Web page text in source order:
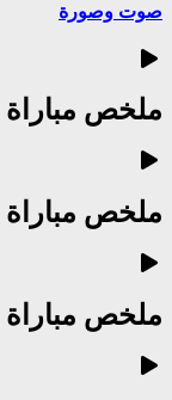
صوت وصورة
ملخص مباراة
ملخص مباراة
ملخص مباراة